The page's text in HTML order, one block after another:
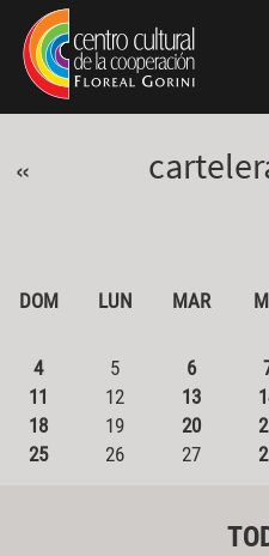
Pasar al contenido principal
Jump to main content
«
DOM LUN MAR
4
5 6
11
12 13
18
19 20
25
26 27